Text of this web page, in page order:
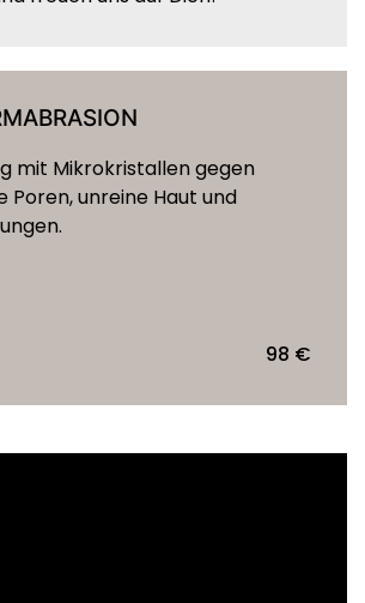
mit Mikrokristallen gegen
Poren, unreine Haut und
98 €